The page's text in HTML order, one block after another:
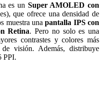
es un Super AMOLED con
que ofrece una densidad de
muestra unapantalla IPS con
Retina. Pero no solo es una
contrastes y colores más
visión. Además, distribuye
PPI.